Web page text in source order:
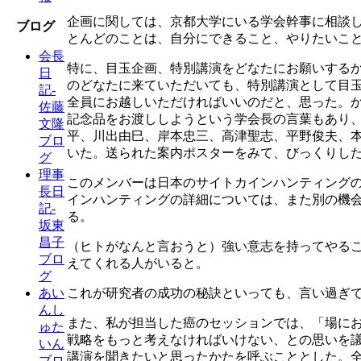
ブログ
会長
日
記-
佐藤
文隆
ブロ
グ
理事
長日
記-
坂東
昌子
ブロ
グ
あい
んし
ゅた
いん
企画に関しては、京都大学にいる学会幹事に相談
とんどのことは、自分にできること、やりたいこ
特に、目玉企画、特別講演をどなたにお願いする
のどなたに来ていただいても、特別講演として目
全員にお越しいただければいいのだと、思った
記念品をお渡ししようという学会長の言葉もあり
平、川出由巳、岸本忠三、高津聖志、平野俊夫、
いた。送られた案内ポスターをみて、びっくりし
このメンバーは日本のサイトカインハンティング
インハンティングの詳細については、また別の機
る。
（ヒトがなんと言おうと）強い意志を持ってや
えてくれる人がいると。
これが研究者の成功の秘訣といっても、言い過ぎ
また、私が担当した癌のセッションでは、「場
戦略をもっと考えなければいけない、との思いを
講演を聞きたいと思ったかたを呼ぶこととした。